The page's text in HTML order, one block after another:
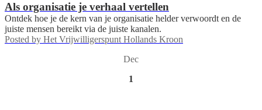
Als organisatie je verhaal vertellen
Ontdek hoe je de kern van je organisatie helder verwoordt en de
juiste mensen bereikt via de juiste kanalen.
Posted by Het Vrijwilligerspunt Hollands Kroon
Dec
1